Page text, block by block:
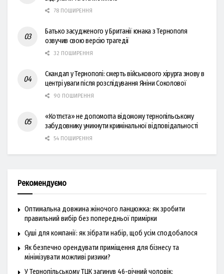
78 ПОШИРЕННЯ
Батько засудженого у Британії юнака з Тернополя
озвучив свою версію трагедії
32 ПОШИРЕННЯ
Скандал у Тернополі: смерть військового хірурга знову в
центрі уваги після розслідування Яніни Соколової
90 ПОШИРЕННЯ
«Котлєта» не допомогла відомому тернопільському
забудовнику уникнути кримінальної відповідальності
54 ПОШИРЕННЯ
Рекомендуємо
Оптимальна довжина жіночого ланцюжка: як зробити
правильний вибір без попередньої примірки
Суші для компанії: як зібрати набір, щоб усім сподобалося
Як безпечно орендувати приміщення для бізнесу та
мінімізувати можливі ризики?
У Тернопільському ТЦК загинув 46-річний чоловік: